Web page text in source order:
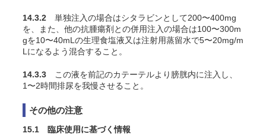
14.3.2 単独注入の場合はシタラビンとして200〜400mg
を、また、他の抗腫瘍剤との併用注入の場合は100〜300m
gを10〜40mLの生理食塩液又は注射用蒸留水で5〜20mg/m
Lになるよう混合すること。
14.3.3 この液を前記のカテーテルより膀胱内に注入し、
1〜2時間排尿を我慢させること。
その他の注意
15.1 臨床使用に基づく情報